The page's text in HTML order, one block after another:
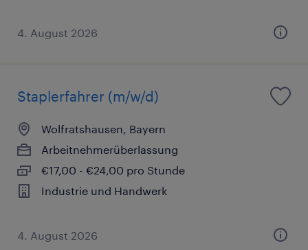
4. August 2026
Staplerfahrer (m/w/d)
Wolfratshausen, Bayern
Arbeitnehmerüberlassung
€17,00 - €24,00 pro Stunde
Industrie und Handwerk
4. August 2026